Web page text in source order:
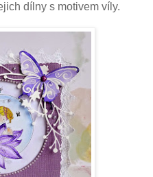
dílny s motivem víly.